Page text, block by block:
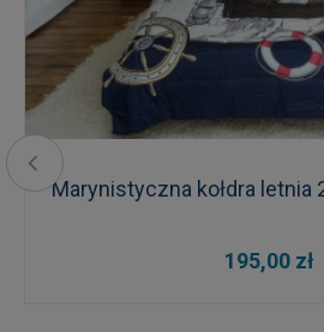
Marynistyczna kołdra letnia
195,00 zł